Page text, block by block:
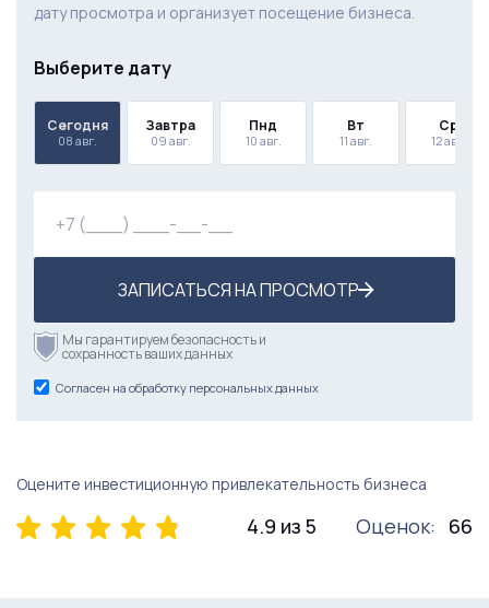
дату просмотра и организует посещение бизнеса.
Выберите дату
Сегодня
08 авг.
Завтра
09 авг.
Пнд
10 авг.
Вт
11 авг.
Ср
12 авг.
ЗАПИСАТЬСЯ НА ПРОСМОТР
Мы гарантируем безопасность и
сохранность ваших данных
Согласен на обработку персональных данных
Оцените инвестиционную привлекательность бизнеса
4.9 из 5 Оценок: 66